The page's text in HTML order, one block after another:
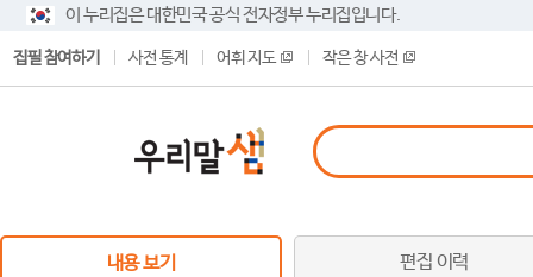
이 누리집은 대한민국 공식 전자정부 누리집입니다.
집필 참여하기 사전 통계 어휘 지도 작은 창 사전
내용 보기 편집 이력